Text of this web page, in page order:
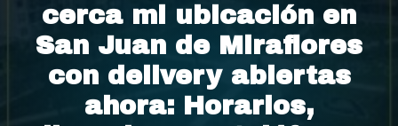
cerca mi ubicación en
San Juan de Miraflores
con delivery abiertas
ahora: Horarios,